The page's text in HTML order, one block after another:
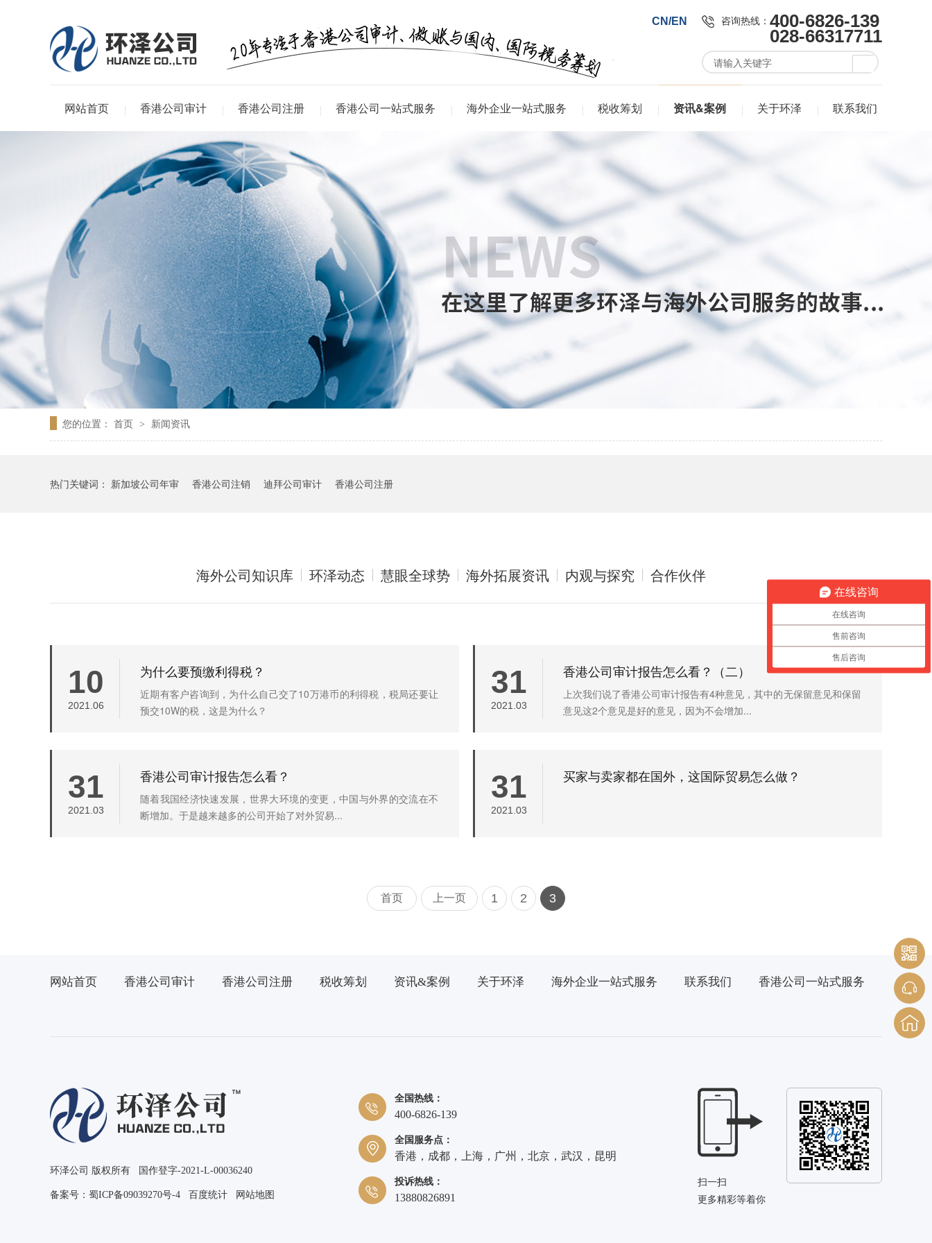
CN/EN 咨询热线： 400-6826-139
028-66317711
网站首页 香港公司审计 香港公司注册 香港公司一站式服务 海外企业一站式服务 税收筹划 资讯&案例 关于环泽 联系我们
您的位置： 首页 > 新闻资讯
热门关键词： 新加坡公司年审 香港公司注销 迪拜公司审计 香港公司注册
海外公司知识库 环泽动态 慧眼全球势 海外拓展资讯 内观与探究 合作伙伴
10
2021.06
为什么要预缴利得税？
近期有客户咨询到，为什么自己交了10万港币的利得税，税局还要让
预交10W的税，这是为什么？
31
2021.03
香港公司审计报告怎么看？（二）
上次我们说了香港公司审计报告有4种意见，其中的无保留意见和保留
意见这2个意见是好的意见，因为不会增加...
31
2021.03
香港公司审计报告怎么看？
随着我国经济快速发展，世界大环境的变更，中国与外界的交流在不
断增加。于是越来越多的公司开始了对外贸易...
31
2021.03
买家与卖家都在国外，这国际贸易怎么做？
首页 上一页 1 2 3
网站首页 香港公司审计 香港公司注册 税收筹划 资讯&案例 关于环泽 海外企业一站式服务 联系我们 香港公司一站式服务
环泽公司 版权所有 国作登字-2021-L-00036240
备案号： 蜀ICP备09039270号-4 百度统计 网站地图
全国热线：
400-6826-139
全国服务点：
香港，成都，上海，广州，北京，武汉，昆明
投诉热线：
13880826891
扫一扫
更多精彩等着你
在线咨询
在线咨询
售前咨询
售后咨询